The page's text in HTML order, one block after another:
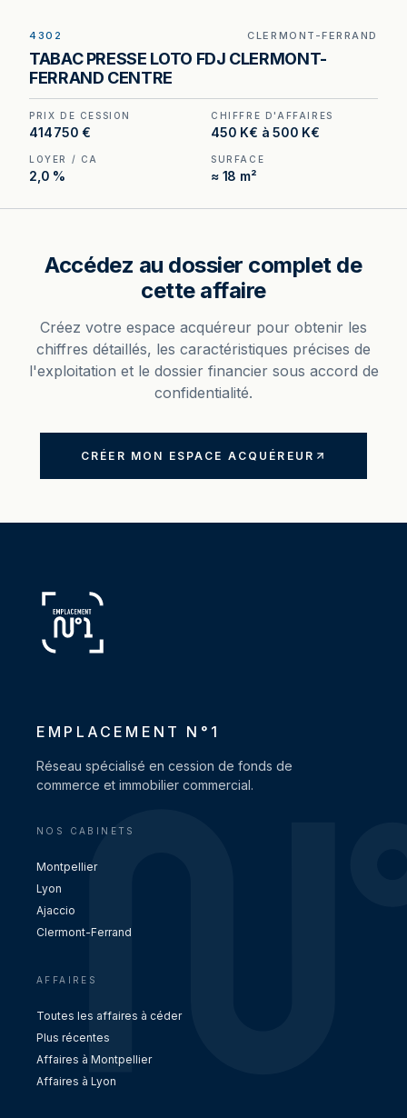
Ferrand — loyer annuel de 9 580 € pour un
volume d'affaires de 450 000 à 500 000 € hors
taxes.
4302 CLERMONT-FERRAND
TABAC PRESSE LOTO FDJ CLERMONT-
FERRAND CENTRE
PRIX DE CESSION
414 750 €
CHIFFRE D'AFFAIRES
450 K€ à 500 K€
LOYER / CA
2,0 %
SURFACE
≈ 18 m²
Accédez au dossier complet de
cette affaire
Créez votre espace acquéreur pour obtenir les
chiffres détaillés, les caractéristiques précises de
l'exploitation et le dossier financier sous accord de
confidentialité.
CRÉER MON ESPACE ACQUÉREUR
EMPLACEMENT N°1
Réseau spécialisé en cession de fonds de
commerce et immobilier commercial.
NOS CABINETS
Montpellier
Lyon
Ajaccio
Clermont-Ferrand
AFFAIRES
Toutes les affaires à céder
Plus récentes
Affaires à Montpellier
Affaires à Lyon